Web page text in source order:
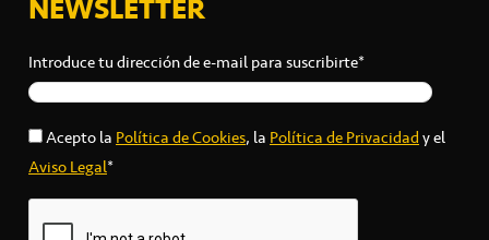
Introduce tu dirección de e-mail para suscribirte*
Acepto la Política de Cookies, la Política de Privacidady el
Aviso Legal*